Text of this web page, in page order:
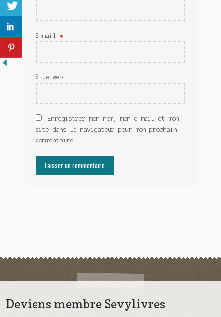
Sauver ou périr
Une baffe et ça repart
E-mail *
Site web
Enregistrer mon nom, mon e-mail et mon
site dans le navigateur pour mon prochain
commentaire.
Deviens membre Sevylivres